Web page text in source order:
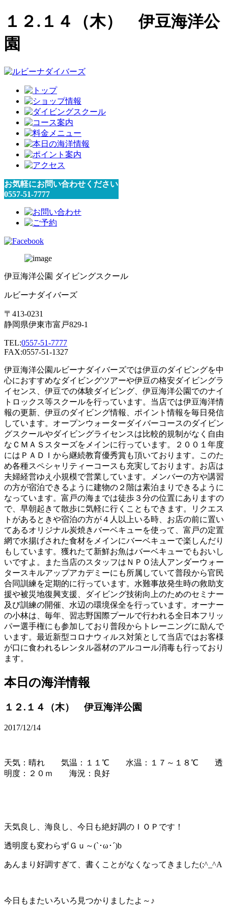
１２.１４（木） 伊豆海洋公
園
お気軽にお問い合わせください
0557-51-7777
伊豆海洋公園 ダイビングスクール
ルビーナダイバーズ
〒413-0231
静岡県伊東市富戸829-1
TEL:0557-51-7777
FAX:0557-51-1327
伊豆海洋公園ルビーナダイバーズでは伊豆のダイビングを中
心におすすめなダイビングツアーや伊豆の格安ダイビングラ
イセンス、伊豆での体験ダイビング、伊豆海洋公園でのナイ
トロックス等スクールを行っています。当店では伊豆海洋情
報の更新、伊豆のダイビング情報、ポイント情報を毎日発信
しています。オープンウォーターダイバーコースのダイビン
グスクールやダイビングライセンスは比較的規制がなく自由
なＣＭＡＳスターズをメインに行っています。２００１年度
にはＰＡＤＩから継続教育優秀賞も頂いております。このた
め各種スペシャリティーコースも充実しております。お店は
夫婦経営ゆえ小規模で営業しています。メンバーの方や講習
の方が宿泊できるように建物の２階は素泊まりできるように
なっています。富戸の海までは徒歩３分の位置にありますの
で、早朝起きて散歩に気軽に行くこともできます。リクエス
トがあるときや宿泊の方が４人以上いる時、お店の前に置い
てあるオリジナル炭焼きバーベキューを使って、富戸の定置
網で水揚げされた食材をメインにバーベキューで楽しんだり
もしています。獲れたて新鮮お魚はバーベキューでもおいし
いですよ。また当店のスタッフはＮＰＯ法人アンダーウォー
タースキルアップアカデミーにも所属していて普段から官民
合同訓練を定期的に行っています。水難事故発生時の救助支
援や被災地復興支援、ダイビング技術向上のためのセミナー
及び訓練の開催、水辺の環境保全を行っています。オーナー
の小林は、毎年、習志野国際プールで行われる全日本フリッ
パー選手権にも参加しており普段からトレーニングに励んで
います。最近新型コロナウィルス対策として当店ではお客様
が口に食われるレンタル器材のアルコール消毒も行っており
ます。
本日の海洋情報
１２.１４（木） 伊豆海洋公園
2017/12/14
天気：晴れ 気温：１１℃ 水温：１７～１８℃ 透
明度：２０ｍ 海況：良好
天気良し、海良し、今日も絶好調のＩＯＰです！
透明度も変わらずＧｕ～(`･ω･´)b
あんまり好調すぎて、書くことがなくなってきました(;^_^A
今日もまたいろいろ見つかりましたよ～♪